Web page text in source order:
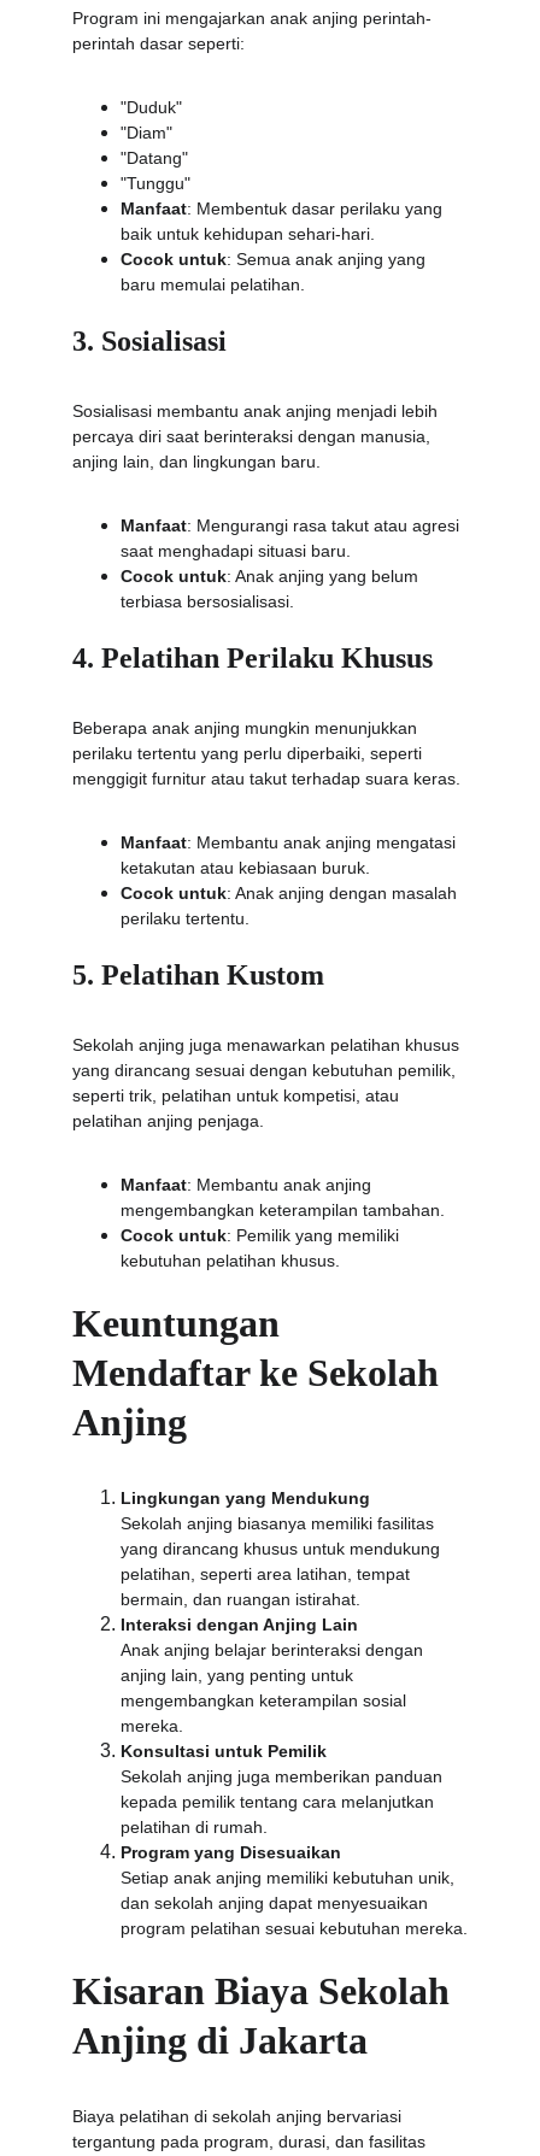
Program ini mengajarkan anak anjing perintah-
perintah dasar seperti:
"Duduk"
"Diam"
"Datang"
"Tunggu"
Manfaat: Membentuk dasar perilaku yang
baik untuk kehidupan sehari-hari.
Cocok untuk: Semua anak anjing yang
baru memulai pelatihan.
3. Sosialisasi
Sosialisasi membantu anak anjing menjadi lebih
percaya diri saat berinteraksi dengan manusia,
anjing lain, dan lingkungan baru.
Manfaat: Mengurangi rasa takut atau agresi
saat menghadapi situasi baru.
Cocok untuk: Anak anjing yang belum
terbiasa bersosialisasi.
4. Pelatihan Perilaku Khusus
Beberapa anak anjing mungkin menunjukkan
perilaku tertentu yang perlu diperbaiki, seperti
menggigit furnitur atau takut terhadap suara keras.
Manfaat: Membantu anak anjing mengatasi
ketakutan atau kebiasaan buruk.
Cocok untuk: Anak anjing dengan masalah
perilaku tertentu.
5. Pelatihan Kustom
Sekolah anjing juga menawarkan pelatihan khusus
yang dirancang sesuai dengan kebutuhan pemilik,
seperti trik, pelatihan untuk kompetisi, atau
pelatihan anjing penjaga.
Manfaat: Membantu anak anjing
mengembangkan keterampilan tambahan.
Cocok untuk: Pemilik yang memiliki
kebutuhan pelatihan khusus.
Keuntungan
Mendaftar ke Sekolah
Anjing
Lingkungan yang Mendukung
Sekolah anjing biasanya memiliki fasilitas
yang dirancang khusus untuk mendukung
pelatihan, seperti area latihan, tempat
bermain, dan ruangan istirahat.
Interaksi dengan Anjing Lain
Anak anjing belajar berinteraksi dengan
anjing lain, yang penting untuk
mengembangkan keterampilan sosial
mereka.
Konsultasi untuk Pemilik
Sekolah anjing juga memberikan panduan
kepada pemilik tentang cara melanjutkan
pelatihan di rumah.
Program yang Disesuaikan
Setiap anak anjing memiliki kebutuhan unik,
dan sekolah anjing dapat menyesuaikan
program pelatihan sesuai kebutuhan mereka.
Kisaran Biaya Sekolah
Anjing di Jakarta
Biaya pelatihan di sekolah anjing bervariasi
tergantung pada program, durasi, dan fasilitas